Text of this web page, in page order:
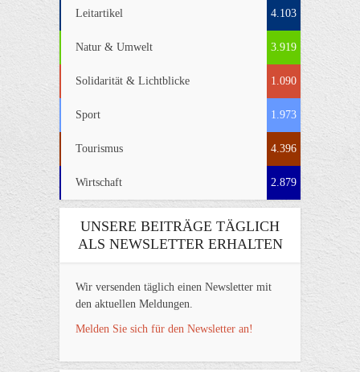
Leitartikel 4.103
Natur & Umwelt 3.919
Solidarität & Lichtblicke 1.090
Sport 1.973
Tourismus 4.396
Wirtschaft 2.879
UNSERE BEITRÄGE TÄGLICH
ALS NEWSLETTER ERHALTEN
Wir versenden täglich einen Newsletter mit
den aktuellen Meldungen.
Melden Sie sich für den Newsletter an!